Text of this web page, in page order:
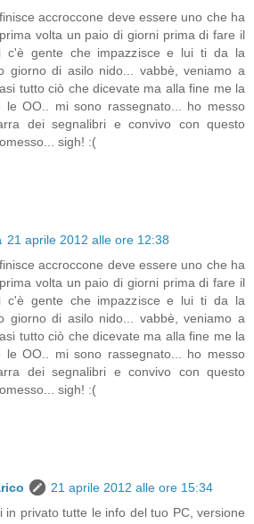
accroccone deve essere uno che ha
volta un paio di giorni prima di fare il
c'è gente che impazzisce e lui ti da la
giorno di asilo nido... vabbè, veniamo a
tutto ciò che dicevate ma alla fine me la
le OO.. mi sono rassegnato... ho messo
dei segnalibri e convivo con questo
sigh! :(
21 aprile 2012 alle ore 12:38
accroccone deve essere uno che ha
volta un paio di giorni prima di fare il
c'è gente che impazzisce e lui ti da la
giorno di asilo nido... vabbè, veniamo a
tutto ciò che dicevate ma alla fine me la
le OO.. mi sono rassegnato... ho messo
dei segnalibri e convivo con questo
sigh! :(
21 aprile 2012 alle ore 15:34
in privato tutte le info del tuo PC, versione